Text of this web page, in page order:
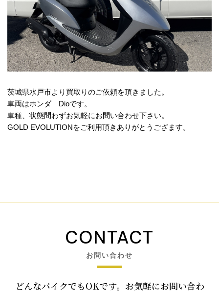
茨城県水戸市より買取りのご依頼を頂きました。
車両はホンダ Dioです。
車種、状態問わずお気軽にお問い合わせ下さい。
GOLD EVOLUTIONをご利用頂きありがとうござます。
CONTACT
お問い合わせ
どんなバイクでもOKです。お気軽にお問い合わ